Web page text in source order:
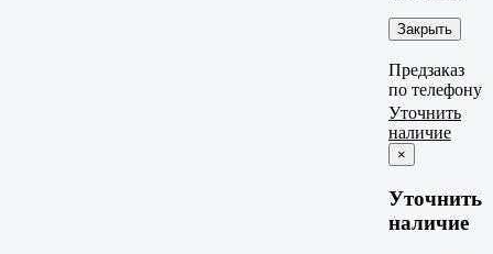
Закрыть
Предзаказ
по телефону
Уточнить
наличие
×
Уточнить
наличие